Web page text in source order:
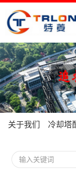
关于我们 冷却塔